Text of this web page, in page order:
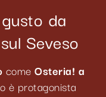
da
Seveso
come Osteria! a
è protagonista